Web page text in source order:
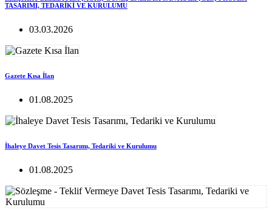
TASARIMI, TEDARİKİ VE KURULUMU
03.03.2026
Gazete Kısa İlan
01.08.2025
İhaleye Davet Tesis Tasarımı, Tedariki ve Kurulumu
01.08.2025